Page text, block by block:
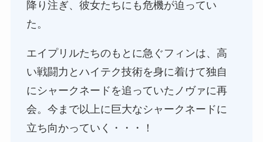
降り注ぎ、彼女たちにも危機が迫ってい
た。
エイプリルたちのもとに急ぐフィンは、高
い戦闘力とハイテク技術を身に着けて独自
にシャークネードを追っていたノヴァに再
会。今まで以上に巨大なシャークネードに
立ち向かっていく・・・！